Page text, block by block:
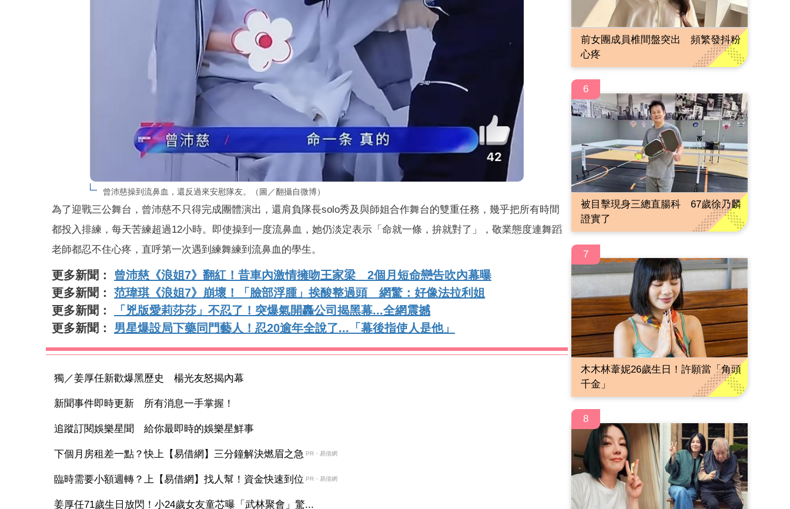
曾沛慈操到流鼻血，還反過來安慰隊友。（圖／翻攝自微博）
為了迎戰三公舞台，曾沛慈不只得完成團體演出，還肩負隊長solo秀及與師姐合作舞台的雙重任務，幾乎把所有時間
都投入排練，每天苦練超過12小時。即使操到一度流鼻血，她仍淡定表示「命就一條，拚就對了」，敬業態度連舞蹈
老師都忍不住心疼，直呼第一次遇到練舞練到流鼻血的學生。
更多新聞： 曾沛慈《浪姐7》翻紅！昔車內激情擁吻王家梁 2個月短命戀告吹內幕曝
更多新聞： 范瑋琪《浪姐7》崩壞！「臉部浮腫」挨酸整過頭 網驚：好像法拉利姐
更多新聞：
「兇版愛莉莎莎」不忍了！突爆氣開轟公司揭黑幕...全網震撼
更多新聞： 男星爆設局下藥同門藝人！忍20逾年全說了...「幕後指使人是他」
獨／姜厚任新歡爆黑歷史 楊光友怒揭內幕
新聞事件即時更新 所有消息一手掌握！
追蹤訂閱娛樂星聞 給你最即時的娛樂星鮮事
下個月房租差一點？快上【易借網】三分鐘解決燃眉之急 PR・易借網
臨時需要小額週轉？上【易借網】找人幫！資金快速到位 PR・易借網
姜厚任71歲生日放閃！小24歲女友童芯曝「武林聚會」驚...
前女團成員椎間盤突出 頻繁發抖粉
心疼
6
被目擊現身三總直腸科 67歲徐乃麟
證實了
7
木木林葦妮26歲生日！許願當「角頭
千金」
8